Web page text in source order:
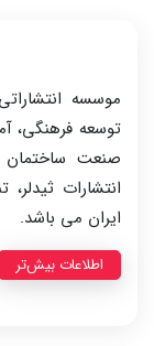
موسسه
توسعه فرهنگی،
صنعت
انتشارات
ایران می باشد.
اطلاعات بیش‌تر